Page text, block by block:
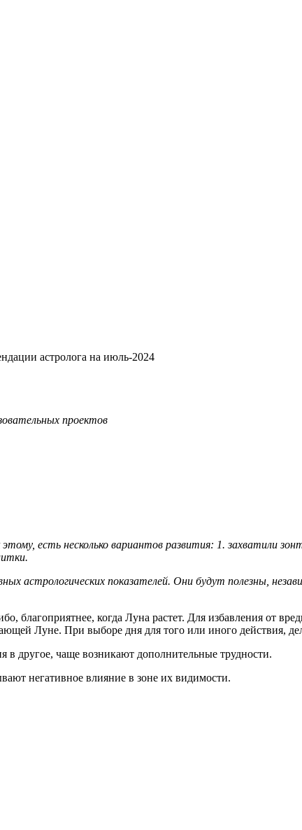
астролога на июль-2024
проектов
есть несколько вариантов развития: 1. захватили
астрологических показателей. Они будут полезны,
благоприятнее, когда Луна растет. Для избавления от
Луне. При выборе дня для того или иного действия,
в другое, чаще возникают дополнительные трудности.
негативное влияние в зоне их видимости.